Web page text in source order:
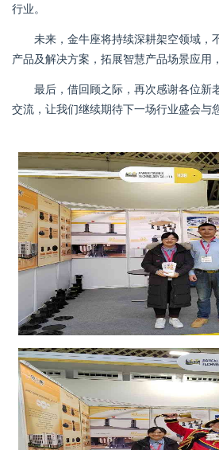
行业。
未来，金牛座将持续深耕架空领域，
产品及解决方案，拓展智慧产品场景应用
最后，借回顾之际，再次感谢各位新
交流，让我们继续期待下一场行业盛会与